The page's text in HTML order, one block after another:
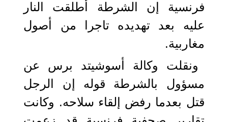
فرنسية إن الشرطة أطلقت النار
عليه بعد تهديده تاجرا من أصول
مغاربية.
ونقلت وكالة أسوشيتد برس عن
مسؤول بالشرطة قوله إن الرجل
قتل بعدما رفض إلقاء سلاحه. وكانت